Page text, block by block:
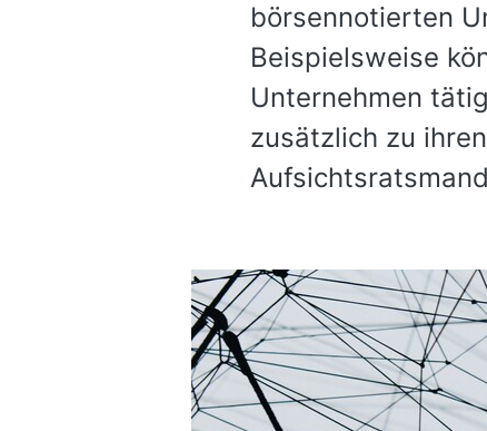
börsennotierten
Beispielsweise
Unternehmen
zusätzlich zu